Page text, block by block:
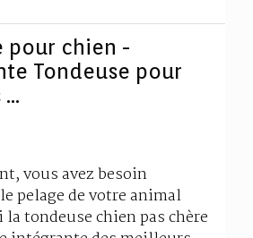
pour chien -
Tondeuse pour
vous avez besoin
pelage de votre animal
tondeuse chien pas chère